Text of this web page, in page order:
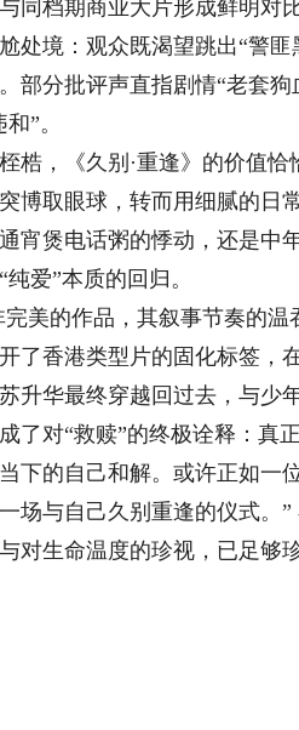
同档期商业大片形成鲜明对
处境：观众既渴望跳出“警
部分批评声直指剧情“老套
”。
，《久别·重逢》的价值恰
博取眼球，转而用细腻的日
煲电话粥的悸动，还是中
爱”本质的回归。
美的作品，其叙事节奏的温
了香港类型片的固化标签，
升华最终穿越回过去，与少
了对“救赎”的终极诠释：真
下的自己和解。或许正如一
场与自己久别重逢的仪式。
对生命温度的珍视，已足够